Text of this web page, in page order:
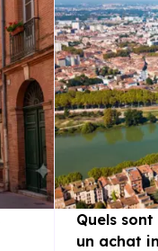
Quels
un achat